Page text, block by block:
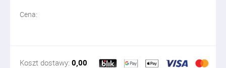
Cena:
Koszt dostawy: 0,00